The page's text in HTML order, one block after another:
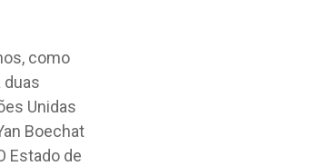
como
duas
Unidas
Boechat
Estado de